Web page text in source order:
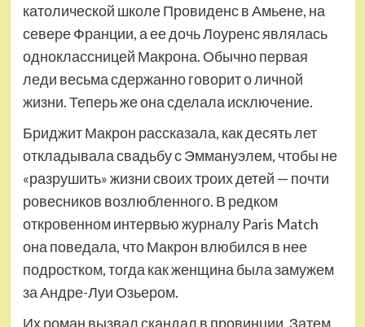
католической школе Провиденс в Амьене, на
севере Франции, а ее дочь Лоуренс являлась
одноклассницей Макрона. Обычно первая
леди весьма сдержанно говорит о личной
жизни. Теперь же она сделала исключение.
Бриджит Макрон рассказала, как десять лет
откладывала свадьбу с Эммануэлем, чтобы не
«разрушить» жизни своих троих детей — почти
ровесников возлюбленного. В редком
откровенном интервью журналу Paris Match
она поведала, что Макрон влюбился в нее
подростком, тогда как женщина была замужем
за Андре-Луи Озьером.
Их роман вызвал скандал в провинции. Затем